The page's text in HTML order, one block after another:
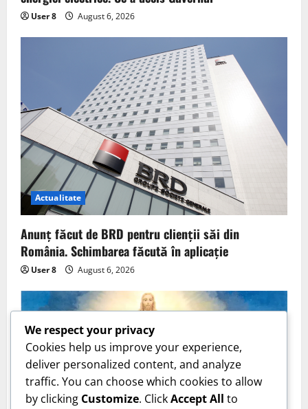
User 8 August 6, 2026
Actualitate
Anunț făcut de BRD pentru clienții săi din
România. Schimbarea făcută în aplicație
User 8 August 6, 2026
We respect your privacy
Cookies help us improve your experience,
deliver personalized content, and analyze
traffic. You can choose which cookies to allow
by clicking Customize. ClickAccept All to